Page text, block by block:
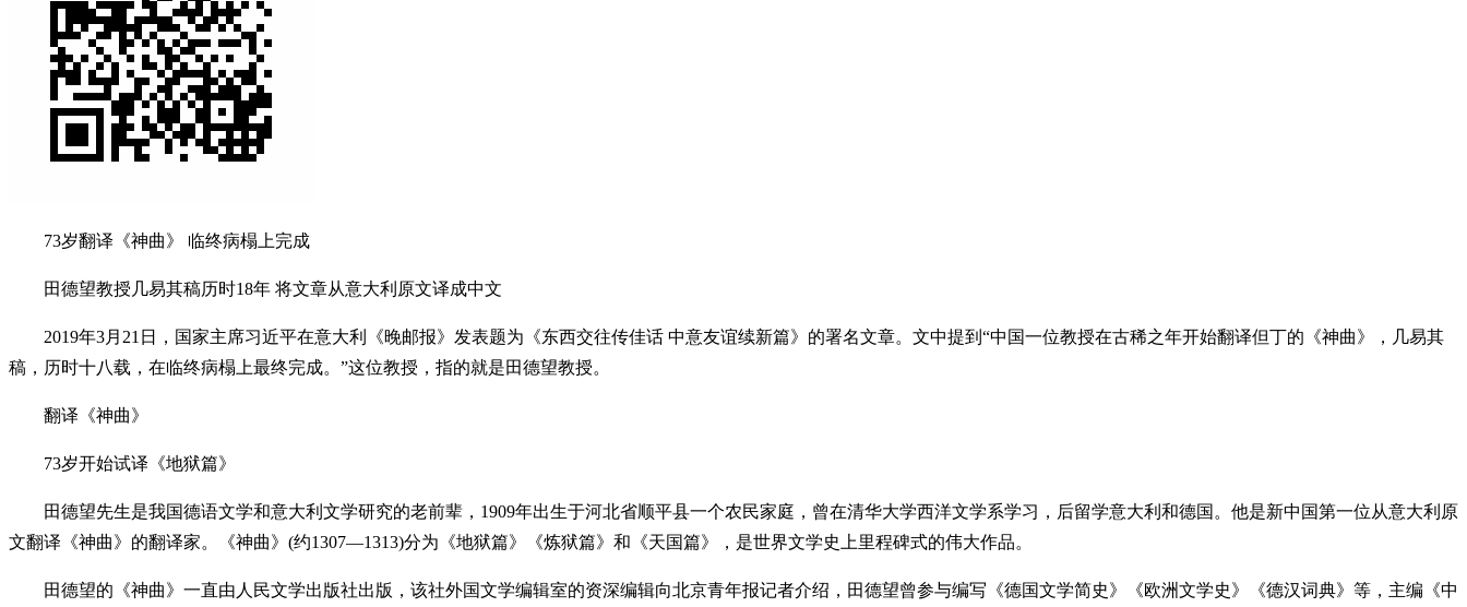
73岁翻译《神曲》 临终病榻上完成
田德望教授几易其稿历时18年 将文章从意大利原文译成中文
2019年3月21日，国家主席习近平在意大利《晚邮报》发表题为《东西交往传佳话 中意友谊续新篇》的署名文章。文中提到“中国一位教授在古稀之年开始翻译但丁的《神曲》，几易其
稿，历时十八载，在临终病榻上最终完成。”这位教授，指的就是田德望教授。
翻译《神曲》
73岁开始试译《地狱篇》
田德望先生是我国德语文学和意大利文学研究的老前辈，1909年出生于河北省顺平县一个农民家庭，曾在清华大学西洋文学系学习，后留学意大利和德国。他是新中国第一位从意大利原
文翻译《神曲》的翻译家。《神曲》(约1307—1313)分为《地狱篇》《炼狱篇》和《天国篇》，是世界文学史上里程碑式的伟大作品。
田德望的《神曲》一直由人民文学出版社出版，该社外国文学编辑室的资深编辑向北京青年报记者介绍，田德望曾参与编写《德国文学简史》《欧洲文学史》《德汉词典》等，主编《中